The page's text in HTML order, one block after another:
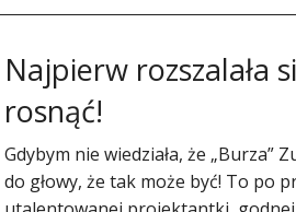
Najpierw rozszalała
rosnąć!
​Gdybym nie wiedziała, że „Burza”
do głowy, że tak może być! To po